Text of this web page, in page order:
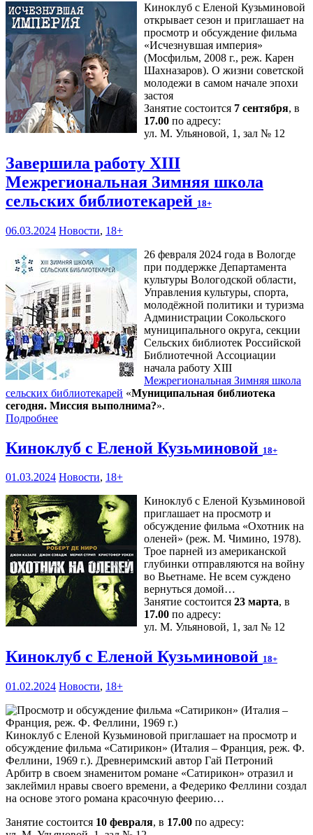
Киноклуб с Еленой Кузьминовой
открывает сезон и приглашает на
просмотр и обсуждение фильма
«Исчезнувшая империя»
(Мосфильм, 2008 г., реж. Карен
Шахназаров). О жизни советской
молодежи в самом начале эпохи
застоя
Занятие состоится 7 сентября, в
17.00 по адресу:
ул. М. Ульяновой, 1, зал № 12
Завершила работу XIII
Межрегиональная Зимняя школа
сельских библиотекарей 18+
06.03.2024 Новости, 18+
26 февраля 2024 года в Вологде
при поддержке Департамента
культуры Вологодской области,
Управления культуры, спорта,
молодёжной политики и туризма
Администрации Сокольского
муниципального округа, секции
Сельских библиотек Российской
Библиотечной Ассоциации
начала работу XIII
Межрегиональная Зимняя школа
сельских библиотекарей «Муниципальная библиотека
сегодня. Миссия выполнима?».
Подробнее
Киноклуб с Еленой Кузьминовой 18+
01.03.2024 Новости, 18+
Киноклуб с Еленой Кузьминовой
приглашает на просмотр и
обсуждение фильма «Охотник на
оленей» (реж. М. Чимино, 1978).
Трое парней из американской
глубинки отправляются на войну
во Вьетнаме. Не всем суждено
вернуться домой…
Занятие состоится 23 марта, в
17.00 по адресу:
ул. М. Ульяновой, 1, зал № 12
Киноклуб с Еленой Кузьминовой 18+
01.02.2024 Новости, 18+
Киноклуб с Еленой Кузьминовой приглашает на просмотр и
обсуждение фильма «Сатирикон» (Италия – Франция, реж. Ф.
Феллини, 1969 г.). Древнеримский автор Гай Петроний
Арбитр в своем знаменитом романе «Сатирикон» отразил и
заклеймил нравы своего времени, а Федерико Феллини создал
на основе этого романа красочную феерию…
Занятие состоится 10 февраля, в 17.00 по адресу: